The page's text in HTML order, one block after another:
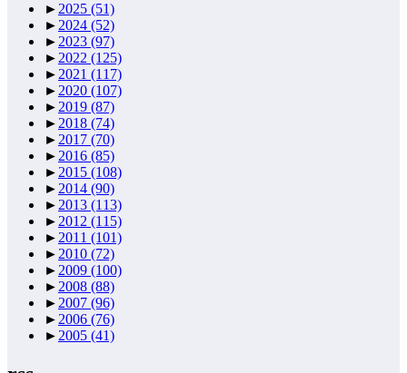
►2025 (51)
►2024 (52)
►2023 (97)
►2022 (125)
►2021 (117)
►2020 (107)
►2019 (87)
►2018 (74)
►2017 (70)
►2016 (85)
►2015 (108)
►2014 (90)
►2013 (113)
►2012 (115)
►2011 (101)
►2010 (72)
►2009 (100)
►2008 (88)
►2007 (96)
►2006 (76)
►2005 (41)